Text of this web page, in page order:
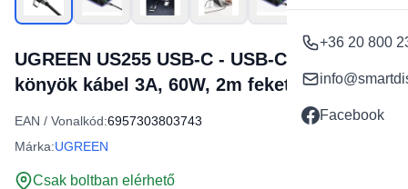
+36 20 800
Facebook
UGREEN US255 USB-C - USB-C hajlított
könyök kábel 3A, 60W, 2m fekete
EAN / Vonalkód:6957303803743
Márka:UGREEN
Csak boltban elérhető